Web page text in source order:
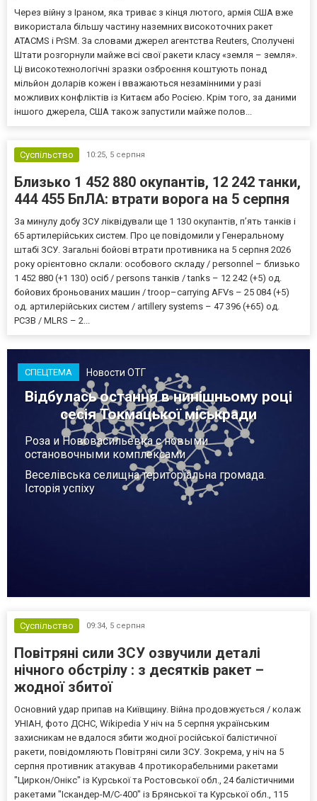
Через війну з Іраном, яка триває з кінця лютого, армія США вже
використала більшу частину наземних високоточних ракет
ATACMS і PrSM. За словами джерел агентства Reuters, Сполучені
Штати розгорнули майже всі свої ракети класу «земля – земля».
Ці високотехнологічні зразки озброєння коштують понад
мільйон доларів кожен і вважаються незамінними у разі
можливих конфліктів із Китаєм або Росією. Крім того, за даними
іншого джерела, США також запустили майже полов...
Суспільство 10:25, 5 серпня
Близько 1 452 880 окупантів, 12 242 танки,
444 455 БпЛА: втрати ворога на 5 серпня
За минулу добу ЗСУ ліквідували ще 1 130 окупантів, пʼять танків і
65 артилерійських систем. Про це повідомили у Генеральному
штабі ЗСУ. Загальні бойові втрати противника на 5 серпня 2026
року орієнтовно склали: особового складу / personnel – близько
1 452 880 (+1 130) осіб / persons танків / tanks – 12 242 (+5) од.
бойових броньованих машин / troop–carrying AFVs – 25 084 (+5)
од. артилерійських систем / artillery systems – 47 396 (+65) од.
РСЗВ / MLRS – 2...
СПЕЦТЕМА Новости ОТГ
Відбулась остання в нинішньому році
сесія Токмацької міськради
Роза и Нововасильевка с новыми
остановочными комплексами
Веселівська селищна територіальна громада.
Історія успіху
Суспільство 09:34, 5 серпня
Повітряні сили ЗСУ озвучили деталі
нічного обстрілу : з десятків ракет –
жодної збитої
Основний удар припав на Київщину. Війна продовжується / колаж
УНІАН, фото ДСНС, Wikipedia У ніч на 5 серпня українським
захисникам не вдалося збити жодної російської балістичної
ракети, повідомляють Повітряні сили ЗСУ. Зокрема, у ніч на 5
серпня противник атакував 4 протикорабельними ракетами
"Циркон/Онікс" із Курської та Ростовської обл., 24 балістичними
ракетами "Іскандер-М/С-400" із Брянської та Курської обл., 115